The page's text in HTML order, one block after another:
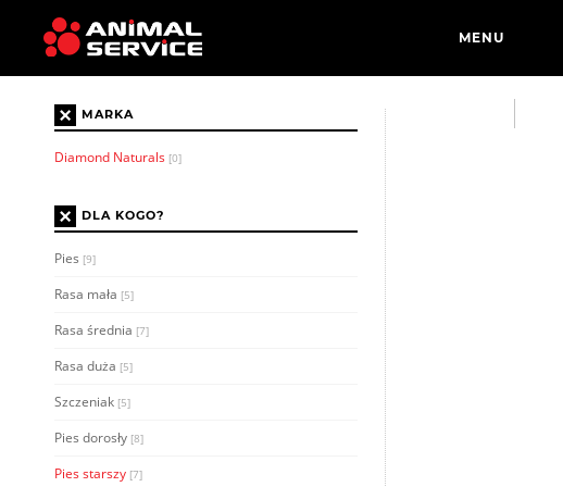
× MARKA
Diamond Naturals [0]
× DLA KOGO?
Pies [9]
Rasa mała [5]
Rasa średnia [7]
Rasa duża [5]
Szczeniak [5]
Pies dorosły [8]
Pies starszy [7]